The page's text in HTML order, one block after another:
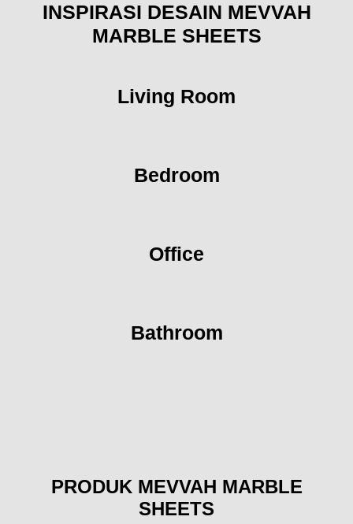
INSPIRASI DESAIN MEVVAH
MARBLE SHEETS
Living Room
Bedroom
Office
Bathroom
PRODUK MEVVAH MARBLE
SHEETS